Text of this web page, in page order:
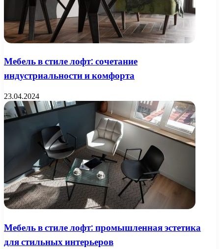
Мебель в стиле лофт: сочетание
индустриальности и комфорта
23.04.2024
Мебель в стиле лофт: промышленная эстетика
для стильных интерьеров